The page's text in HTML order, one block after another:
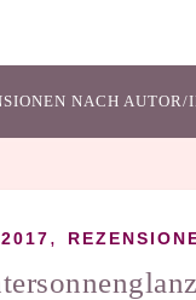
NACH AUTOR/
,